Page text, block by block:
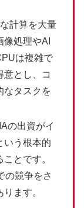
計算を大量
処理やAI
は複雑で
意とし、コ
なタスクを
の出資がイ
いう根本的
とです。
の競争をさ
ます。